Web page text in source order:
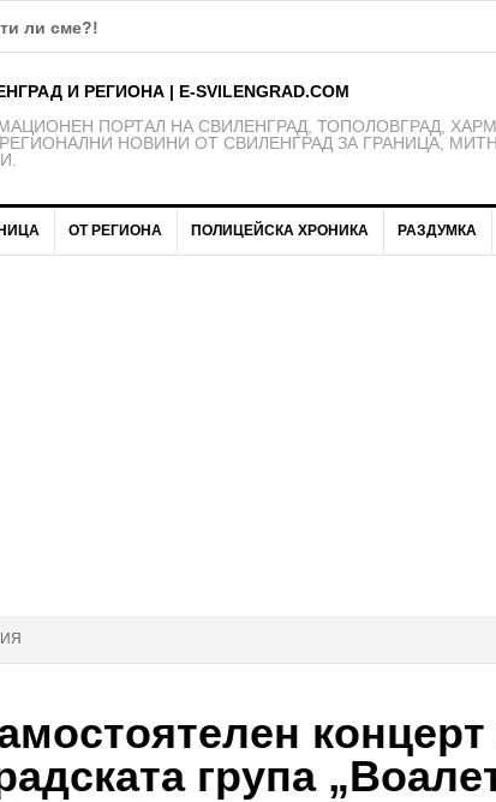
ли сме?!
И РЕГИОНА | E-SVILENGRAD.COM
ПОРТАЛ НА СВИЛЕНГРАД, ТОПОЛОВГРАД,
НОВИНИ ОТ СВИЛЕНГРАД ЗА ГРАНИЦА,
ОТ РЕГИОНА ПОЛИЦЕЙСКА ХРОНИКА РАЗДУМКА
концерт
група